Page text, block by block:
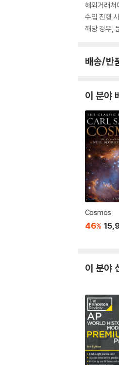
해외거래처
수입 진행
해당 경우,
배송/반
이 분야
Cosmos
46%
이 분야